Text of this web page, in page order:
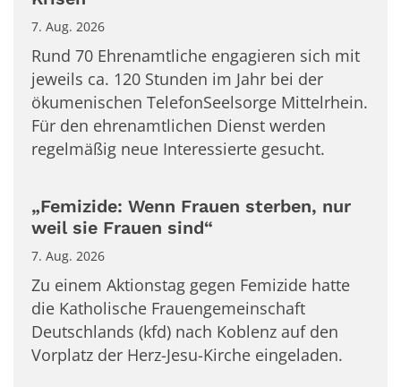
7. Aug. 2026
Rund 70 Ehrenamtliche engagieren sich mit
jeweils ca. 120 Stunden im Jahr bei der
ökumenischen TelefonSeelsorge Mittelrhein.
Für den ehrenamtlichen Dienst werden
regelmäßig neue Interessierte gesucht.
„Femizide: Wenn Frauen sterben, nur
weil sie Frauen sind“
7. Aug. 2026
Zu einem Aktionstag gegen Femizide hatte
die Katholische Frauengemeinschaft
Deutschlands (kfd) nach Koblenz auf den
Vorplatz der Herz-Jesu-Kirche eingeladen.